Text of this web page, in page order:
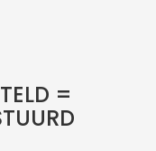
=